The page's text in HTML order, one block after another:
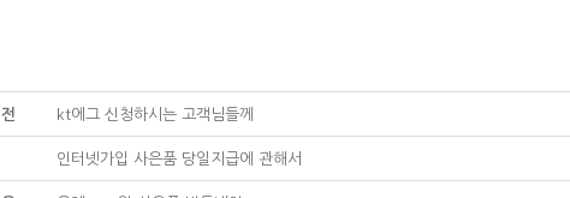
kt에그 신청하시는 고객님들께
인터넷가입 사은품 당일지급에 관해서